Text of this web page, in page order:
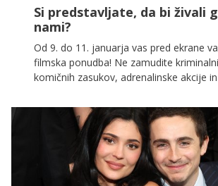
Si predstavljate, da bi živali
nami?
Od 9. do 11. januarja vas pred ekrane
filmska ponudba! Ne zamudite
komičnih zasukov, adrenalinske akcije